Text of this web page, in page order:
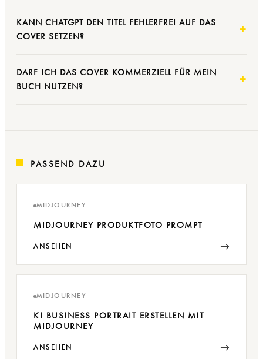
KANN CHATGPT DEN TITEL FEHLERFREI AUF DAS
COVER SETZEN?
DARF ICH DAS COVER KOMMERZIELL FÜR MEIN
BUCH NUTZEN?
PASSEND DAZU
MIDJOURNEY
MIDJOURNEY PRODUKTFOTO PROMPT
ANSEHEN →
MIDJOURNEY
KI BUSINESS PORTRAIT ERSTELLEN MIT
MIDJOURNEY
ANSEHEN →